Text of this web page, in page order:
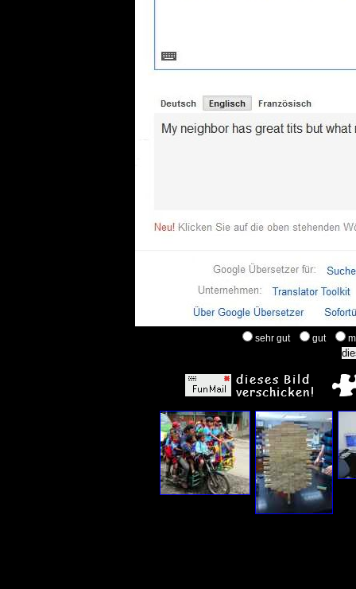
sehr gut gut